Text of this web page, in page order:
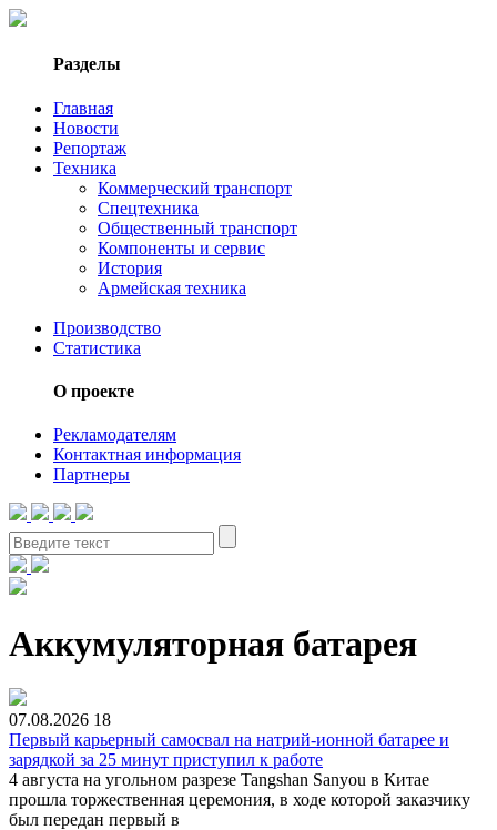
Разделы
Главная
Новости
Репортаж
Техника
Коммерческий транспорт
Спецтехника
Общественный транспорт
Компоненты и сервис
История
Армейская техника
Производство
Статистика
О проекте
Рекламодателям
Контактная информация
Партнеры
Аккумуляторная батарея
07.08.2026 18
Первый карьерный самосвал на натрий-ионной батарее и
зарядкой за 25 минут приступил к работе
4 августа на угольном разрезе Tangshan Sanyou в Китае
прошла торжественная церемония, в ходе которой заказчику
был передан первый в